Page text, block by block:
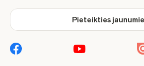
Pieteikties